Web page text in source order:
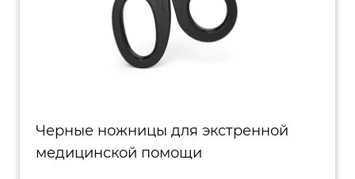
Черные ножницы для экстренной
медицинской помощи